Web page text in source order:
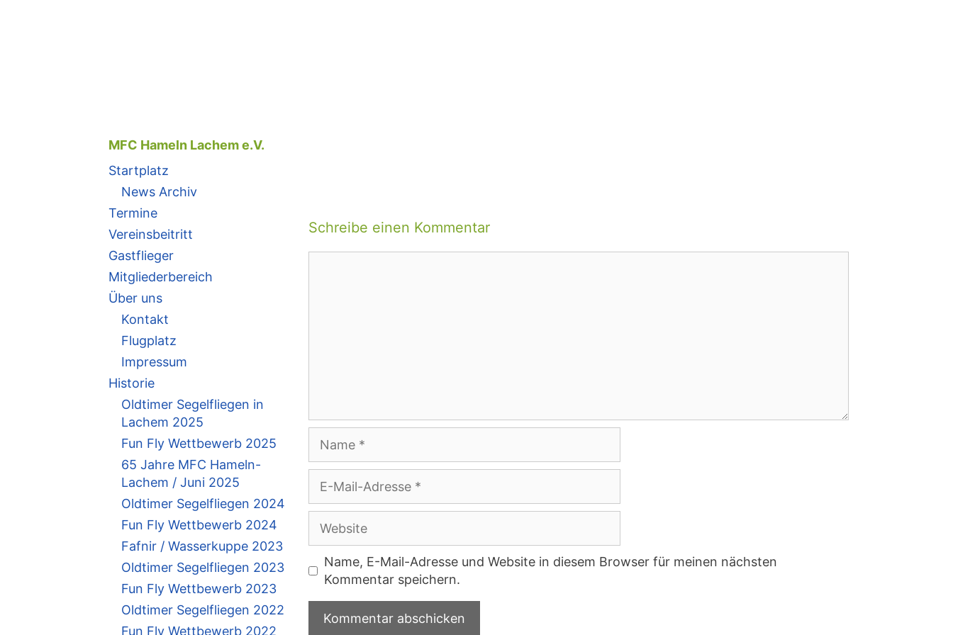
Schreibe einen Kommentar
Mail-
Adresse
Name, E-Mail-Adresse und Website in diesem Browser für meinen nächsten
Kommentar speichern.
MFC Hameln Lachem e.V.
Startplatz
News Archiv
Termine
Vereinsbeitritt
Gastflieger
Mitgliederbereich
Über uns
Kontakt
Flugplatz
Impressum
Historie
Oldtimer Segelfliegen in
Lachem 2025
Fun Fly Wettbewerb 2025
65 Jahre MFC Hameln-
Lachem / Juni 2025
Oldtimer Segelfliegen 2024
Fun Fly Wettbewerb 2024
Fafnir / Wasserkuppe 2023
Oldtimer Segelfliegen 2023
Fun Fly Wettbewerb 2023
Oldtimer Segelfliegen 2022
Fun Fly Wettbewerb 2022